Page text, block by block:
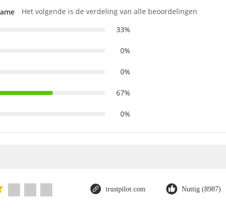
Het volgende is de verdeling van alle beoordelingen
33%
0%
0%
67%
0%
trustpilot.com Nuttig (8987)